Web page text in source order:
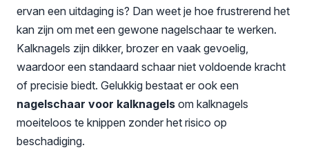
ervan een uitdaging is? Dan weet je hoe frustrerend het
kan zijn om met een gewone nagelschaar te werken.
Kalknagels zijn dikker, brozer en vaak gevoelig,
waardoor een standaard schaar niet voldoende kracht
of precisie biedt. Gelukkig bestaat er ook een
nagelschaar voor kalknagels om kalknagels
moeiteloos te knippen zonder het risico op
beschadiging.